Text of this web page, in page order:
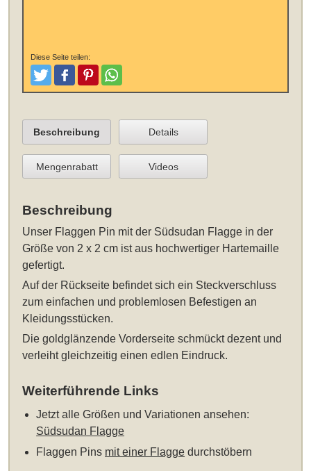
Diese Seite teilen:
TweetenPostenPinterestTeilen
Beschreibung Details
Mengenrabatt Videos
Beschreibung
Unser Flaggen Pin mit der Südsudan Flagge in der
Größe von 2 x 2 cm ist aus hochwertiger Hartemaille
gefertigt.
Auf der Rückseite befindet sich ein Steckverschluss
zum einfachen und problemlosen Befestigen an
Kleidungsstücken.
Die goldglänzende Vorderseite schmückt dezent und
verleiht gleichzeitig einen edlen Eindruck.
Weiterführende Links
Jetzt alle Größen und Variationen ansehen:
Südsudan Flagge
Flaggen Pins mit einer Flagge durchstöbern